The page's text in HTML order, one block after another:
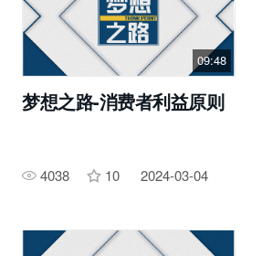
09:48
梦想之路-消费者利益原则
4038 10 2024-03-04